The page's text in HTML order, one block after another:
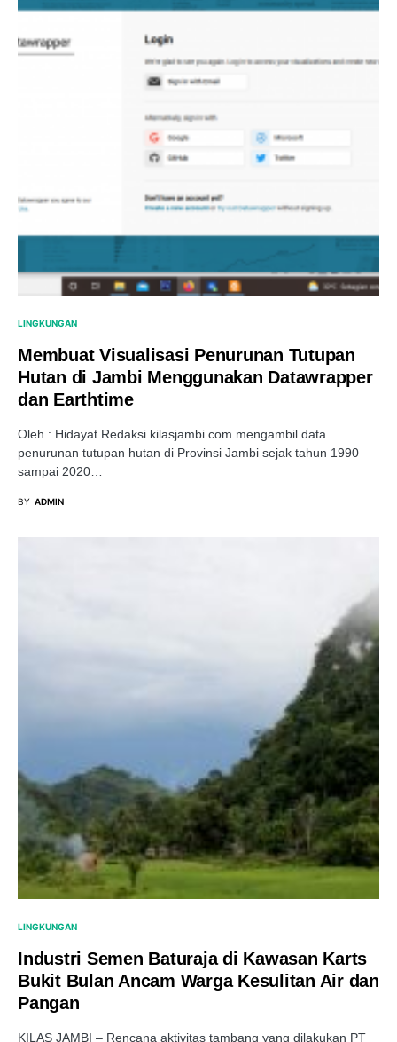
LINGKUNGAN
Membuat Visualisasi Penurunan Tutupan
Hutan di Jambi Menggunakan Datawrapper
dan Earthtime
Oleh : Hidayat Redaksi kilasjambi.com mengambil data
penurunan tutupan hutan di Provinsi Jambi sejak tahun 1990
sampai 2020…
BY ADMIN
LINGKUNGAN
Industri Semen Baturaja di Kawasan Karts
Bukit Bulan Ancam Warga Kesulitan Air dan
Pangan
KILAS JAMBI – Rencana aktivitas tambang yang dilakukan PT